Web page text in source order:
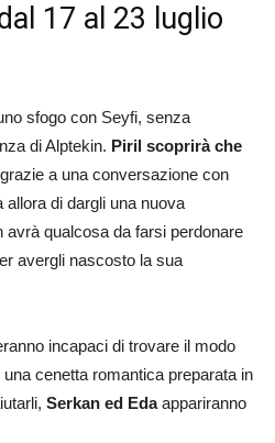
17 al 23 luglio
sfogo con Seyfi, senza
di Alptekin. Piril scoprirà che
grazie a una conversazione con
di dargli una nuova
avrà qualcosa da farsi perdonare
avergli nascosto la sua
incapaci di trovare il modo
cenetta romantica preparata in
Serkan ed Edaappariranno